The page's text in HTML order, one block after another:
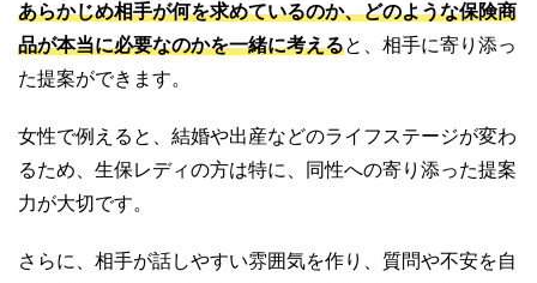
あらかじめ相手が何を求めているのか、どのような保険商
品が本当に必要なのかを一緒に考えると、相手に寄り添っ
た提案ができます。
女性で例えると、結婚や出産などのライフステージが変わ
るため、生保レディの方は特に、同性への寄り添った提案
力が大切です。
さらに、相手が話しやすい雰囲気を作り、質問や不安を自